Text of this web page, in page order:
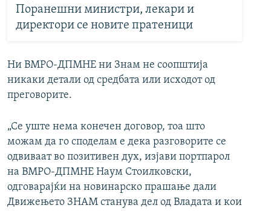
Поранешни министри, лекари и
директори се новите пратеници
Ни ВМРО-ДПМНЕ ни Знам не соопштија
никаки детали од средбата или исходот од
преговорите.
„Се уште нема конечен договор, тоа што
можам да го споделам е дека разговорите се
одвиваат во позитивен дух, изјави портпарол
на ВМРО-ДПМНЕ Наум Стоилковски,
одговарајќи на новинарско прашање дали
Движењето ЗНАМ станува дел од Владата и кои